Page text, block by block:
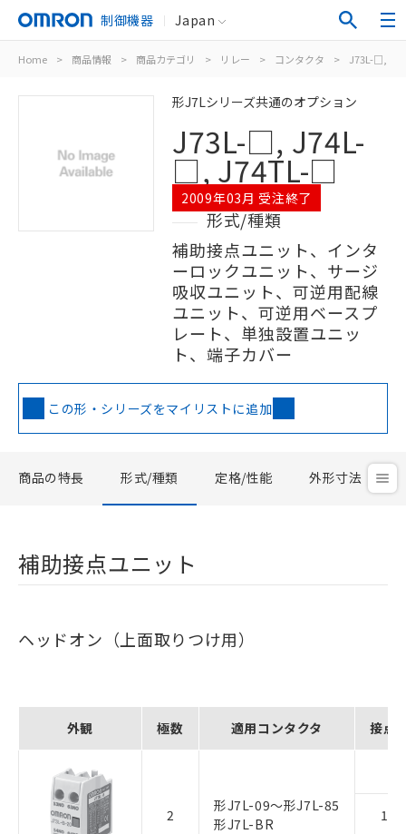
制御機器 Japan
Home > 商品情報 > 商品カテゴリ > リレー > コンタクタ > J73L-□,
形J7Lシリーズ共通のオプション
J73L-□, J74L-
□, J74TL-□
2009年03月 受注終了
形式/種類
補助接点ユニット、インタ
ーロックユニット、サージ
吸収ユニット、可逆用配線
ユニット、可逆用ベースプ
レート、単独設置ユニッ
ト、端子カバー
この形・シリーズをマイリストに追加
商品の特長 形式/種類 定格/性能 外形寸法
補助接点ユニット
ヘッドオン（上面取りつけ用）
外観 極数 適用コンタクタ 接点
2
形J7L-09～形J7L-85
形J7L-BR